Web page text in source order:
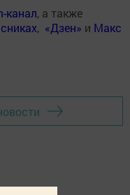
канал, а также
, «Дзен» и Макс